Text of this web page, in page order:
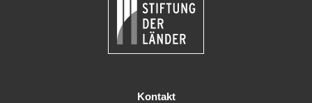
Kontakt